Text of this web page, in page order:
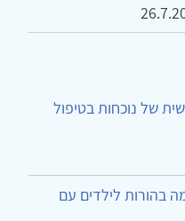
של נוכחות בטיפול
בהורות לילדים עם